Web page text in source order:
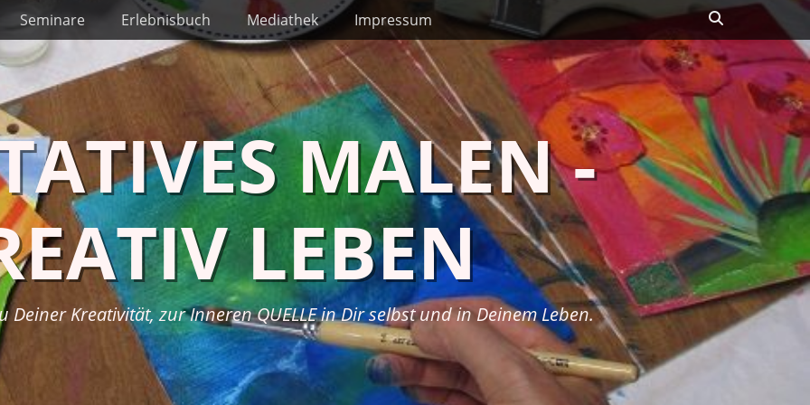
Seminare Erlebnisbuch Mediathek Impressum Suchen
MALEN -
LEBEN
Deiner Kreativität, zur Inneren QUELLE in Dir selbst und in Deinem Leben.